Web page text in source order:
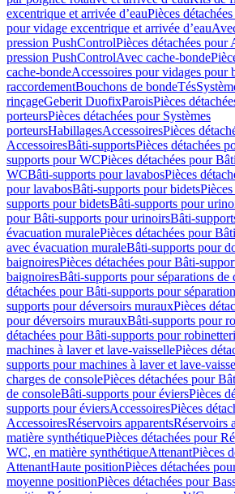
excentrique et arrivée d’eauPièces
pour vidage excentrique et arrivée d’eau
pression PushControlPièces détachées pour
pression PushControlAvec cache-bonde
cache-bondeAccessoires pour vidages pour
raccordementBouchons de bondeTés
rinçageGeberit DuofixParoisPièces
porteursPièces détachées pour Systèmes
porteursHabillagesAccessoiresPièces
AccessoiresBâti-supportsPièces détachées
supports pour WCPièces détachées pour
WCBâti-supports pour lavabosPièces
pour lavabosBâti-supports pour bidets
supports pour bidetsBâti-supports pour
pour Bâti-supports pour urinoirsBâti-
évacuation muralePièces détachées pour
avec évacuation muraleBâti-supports pour
baignoiresPièces détachées pour Bâti-
baignoiresBâti-supports pour séparations de
détachées pour Bâti-supports pour
supports pour déversoirs murauxPièces
pour déversoirs murauxBâti-supports pour
détachées pour Bâti-supports pour
machines à laver et lave-vaissellePièces
supports pour machines à laver et lave-
charges de consolePièces détachées pour
de consoleBâti-supports pour éviersPièces
supports pour éviersAccessoiresPièces
AccessoiresRéservoirs apparentsRéservoirs
matière synthétiquePièces détachées pour
WC, en matière synthétiqueAttenantPièces
AttenantHaute positionPièces détachées
moyenne positionPièces détachées pour